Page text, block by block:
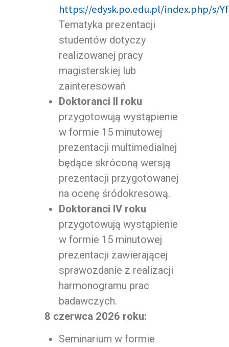
https://edysk.po.edu.pl/index.php/s/
Tematyka prezentacji
studentów dotyczy
realizowanej pracy
magisterskiej lub
zainteresowań
Doktoranci II roku
przygotowują wystąpienie
w formie 15 minutowej
prezentacji multimedialnej
będące skróconą wersją
prezentacji przygotowanej
na ocenę śródokresową.
Doktoranci IV roku
przygotowują wystąpienie
w formie 15 minutowej
prezentacji zawierającej
sprawozdanie z realizacji
harmonogramu prac
badawczych.
8 czerwca 2026 roku:
Seminarium w formie